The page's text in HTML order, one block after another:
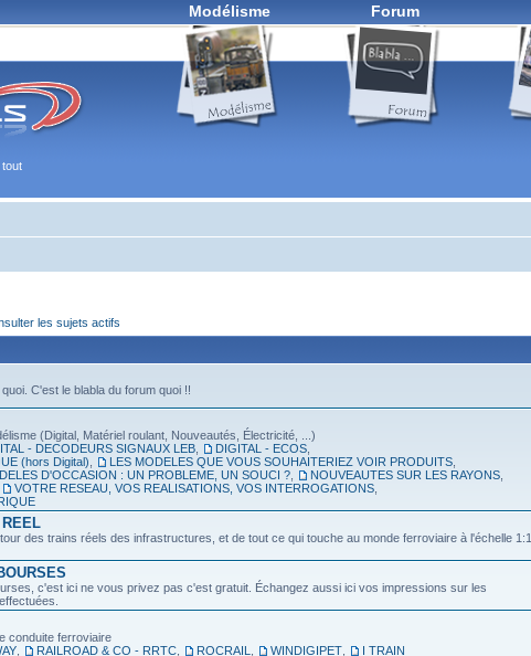
Modélisme Forum
les sujets actifs
C'est le blabla du forum quoi !!
(Digital, Matériel roulant, Nouveautés, Électricité, ...)
- DECODEURS SIGNAUX LEB DIGITAL - ECOS
(hors Digital)
LES MODELES QUE VOUS SOUHAITERIEZ VOIR PRODUITS
D'OCCASION : UN PROBLEME, UN SOUCI ? NOUVEAUTES SUR LES RAYONS
VOTRE RESEAU, VOS REALISATIONS, VOS INTERROGATIONS
des trains réels des infrastructures, et de tout ce qui touche au monde ferroviaire à l'échelle 1:1
c'est ici ne vous privez pas c'est gratuit. Échangez aussi ici vos impressions sur les
conduite ferroviaire
RAILROAD & CO - RRTC ROCRAIL WINDIGIPET I TRAIN